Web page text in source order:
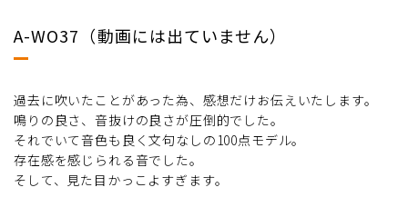
A-WO37（動画には出ていません）
過去に吹いたことがあった為、感想だけお伝えいたします。
鳴りの良さ、音抜けの良さが圧倒的でした。
それでいて音色も良く文句なしの100点モデル。
存在感を感じられる音でした。
そして、見た目かっこよすぎます。